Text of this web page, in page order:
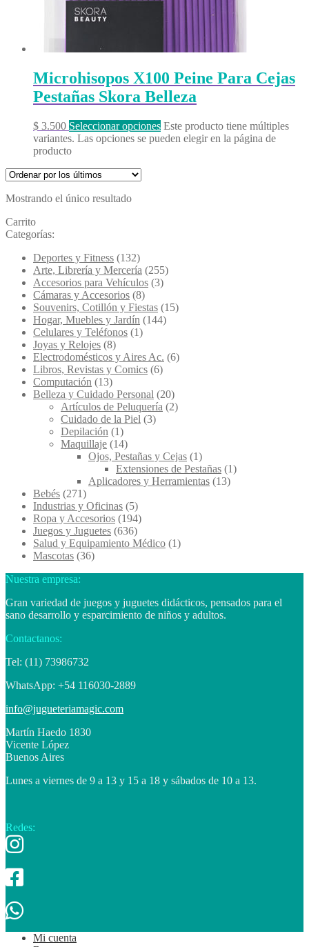
Microhisopos X100 Peine Para Cejas
Pestañas Skora Belleza
$ 3.500 Seleccionar opciones Este producto tiene múltiples
variantes. Las opciones se pueden elegir en la página de
producto
Mostrando el único resultado
Carrito
Categorías:
Deportes y Fitness (132)
Arte, Librería y Mercería (255)
Accesorios para Vehículos (3)
Cámaras y Accesorios (8)
Souvenirs, Cotillón y Fiestas (15)
Hogar, Muebles y Jardín (144)
Celulares y Teléfonos (1)
Joyas y Relojes (8)
Electrodomésticos y Aires Ac. (6)
Libros, Revistas y Comics (6)
Computación (13)
Belleza y Cuidado Personal (20)
Artículos de Peluquería (2)
Cuidado de la Piel (3)
Depilación (1)
Maquillaje (14)
Ojos, Pestañas y Cejas (1)
Extensiones de Pestañas (1)
Aplicadores y Herramientas (13)
Bebés (271)
Industrias y Oficinas (5)
Ropa y Accesorios (194)
Juegos y Juguetes (636)
Salud y Equipamiento Médico (1)
Mascotas (36)
Nuestra empresa:
Gran variedad de juegos y juguetes didácticos, pensados para el
sano desarrollo y esparcimiento de niños y adultos.
Contactanos:
Tel: (11) 73986732
WhatsApp: +54 116030-2889
info@jugueteriamagic.com
Martín Haedo 1830
Vicente López
Buenos Aires
Lunes a viernes de 9 a 13 y 15 a 18 y sábados de 10 a 13.
Redes:
Mi cuenta